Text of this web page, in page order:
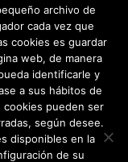
archivo de
cada vez que
cookies es guardar
web, de manera
identificarle y
a sus hábitos de
cookies pueden ser
según desee.
disponibles en la
de su